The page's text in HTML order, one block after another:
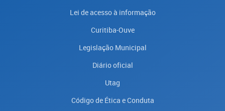
Lei de acesso à informação
Curitiba-Ouve
Legislação Municipal
Diário oficial
Utag
Código de Ética e Conduta